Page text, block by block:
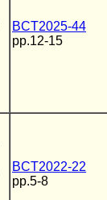
BCT2025-44
pp.12-15
BCT2022-22
pp.5-8